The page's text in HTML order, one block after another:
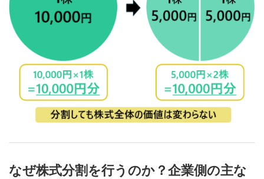
なぜ株式分割を行うのか？企業側の主な